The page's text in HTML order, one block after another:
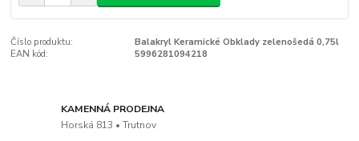
Číslo produktu:
Balakryl Keramické Obklady zelenošedá 0,75l
EAN kód:
5996281094218
KAMENNÁ PRODEJNA
Horská 813 • Trutnov